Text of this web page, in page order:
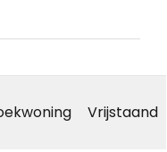
Vrijstaand